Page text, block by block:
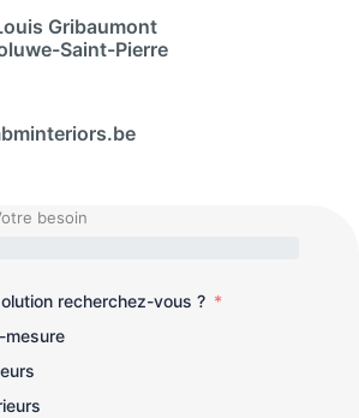
Gribaumont
Saint-Pierre
besoin
recherchez-vous ?
mesure